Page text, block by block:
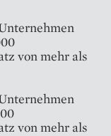
von mehr als
von mehr als